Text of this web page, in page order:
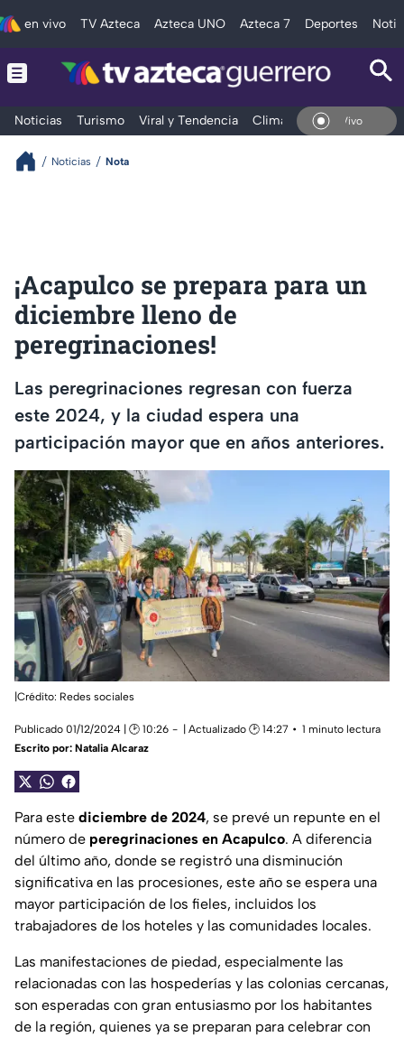
en vivo TV Azteca Azteca UNO Azteca 7 Deportes
Noticias Turismo Viral y Tendencia Clima Deportes
En Vivo
Noticias Nota
¡Acapulco se prepara para un
diciembre lleno de
peregrinaciones!
Las peregrinaciones regresan con fuerza
este 2024, y la ciudad espera una
participación mayor que en años anteriores.
|Crédito: Redes sociales
Publicado 01/12/2024 | 🕑 10:26 | Actualizado 🕑 14:27
1 minuto lectura
Escrito por: Natalia Alcaraz
Para este diciembre de 2024, se prevé un repunte en el
número de peregrinaciones en Acapulco. A diferencia
del último año, donde se registró una disminución
significativa en las procesiones, este año se espera una
mayor participación de los fieles, incluidos los
trabajadores de los hoteles y las comunidades locales.
Las manifestaciones de piedad, especialmente las
relacionadas con las hospederías y las colonias cercanas,
son esperadas con gran entusiasmo por los habitantes
de la región, quienes ya se preparan para celebrar con